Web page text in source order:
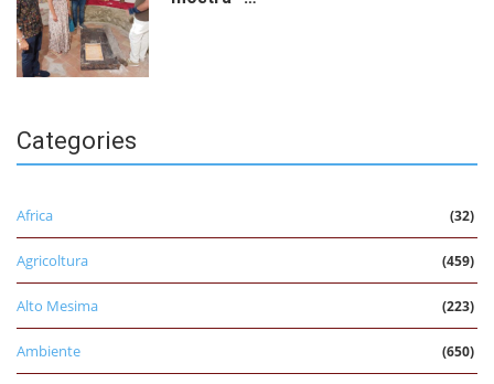
Categories
Africa (32)
Agricoltura (459)
Alto Mesima (223)
Ambiente (650)